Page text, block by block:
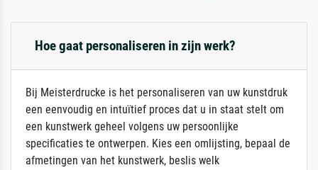
Hoe gaat personaliseren in zijn werk?
Bij Meisterdrucke is het personaliseren van uw kunstdruk
een eenvoudig en intuïtief proces dat u in staat stelt om
een kunstwerk geheel volgens uw persoonlijke
specificaties te ontwerpen. Kies een omlijsting, bepaal de
afmetingen van het kunstwerk, beslis welk